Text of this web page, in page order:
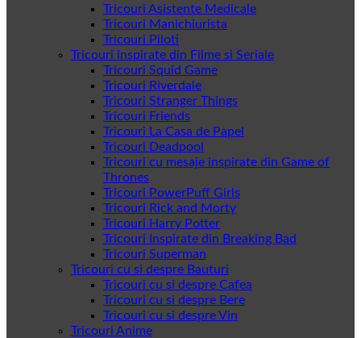
Tricouri Asistente Medicale
Tricouri Manichiurista
Tricouri Piloti
Tricouri inspirate din Filme si Seriale
Tricouri Squid Game
Tricouri Riverdale
Tricouri Stranger Things
Tricouri Friends
Tricouri La Casa de Papel
Tricouri Deadpool
Tricouri cu mesaje inspirate din Game of
Thrones
Tricouri PowerPuff Girls
Tricouri Rick and Morty
Tricouri Harry Potter
Tricouri Inspirate din Breaking Bad
Tricouri Superman
Tricouri cu si despre Bauturi
Tricouri cu si despre Cafea
Tricouri cu si despre Bere
Tricouri cu si despre Vin
Tricouri Anime